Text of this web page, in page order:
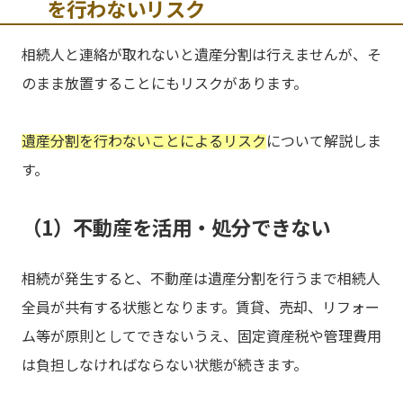
を行わないリスク
相続人と連絡が取れないと遺産分割は行えませんが、そ
のまま放置することにもリスクがあります。
遺産分割を行わないことによるリスクについて解説しま
す。
（1）不動産を活用・処分できない
相続が発生すると、不動産は遺産分割を行うまで相続人
全員が共有する状態となります。賃貸、売却、リフォー
ム等が原則としてできないうえ、固定資産税や管理費用
は負担しなければならない状態が続きます。